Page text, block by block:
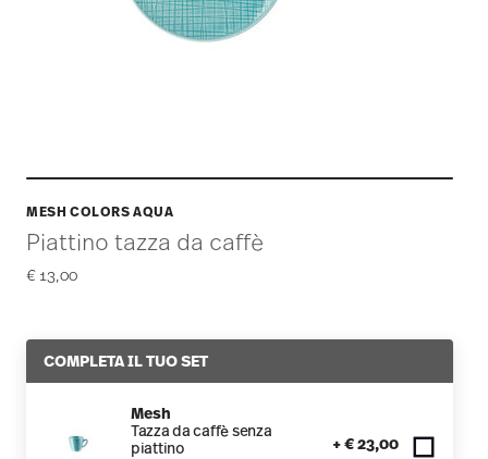
MESH COLORS AQUA
Piattino tazza da caffè
€ 13,00
COMPLETA IL TUO SET
Mesh
Tazza da caffè senza
piattino
+ € 23,00